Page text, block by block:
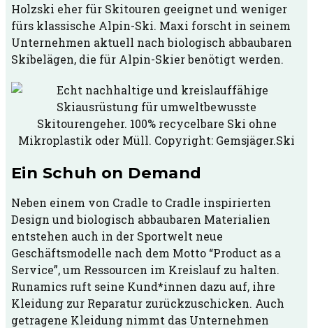
Holzski eher für Skitouren geeignet und weniger
fürs klassische Alpin-Ski. Maxi forscht in seinem
Unternehmen aktuell nach biologisch abbaubaren
Skibelägen, die für Alpin-Skier benötigt werden.
Ein Schuh on Demand
Neben einem von Cradle to Cradle inspirierten
Design und biologisch abbaubaren Materialien
entstehen auch in der Sportwelt neue
Geschäftsmodelle nach dem Motto “Product as a
Service”, um Ressourcen im Kreislauf zu halten.
Runamics ruft seine Kund*innen dazu auf, ihre
Kleidung zur Reparatur zurückzuschicken. Auch
getragene Kleidung nimmt das Unternehmen